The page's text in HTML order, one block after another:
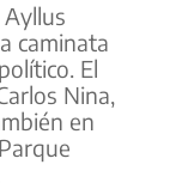
caminata
El
Nina,
en